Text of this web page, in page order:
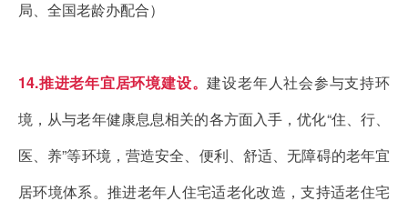
局、全国老龄办配合）
14.推进老年宜居环境建设。建设老年人社会参与支持环
境，从与老年健康息息相关的各方面入手，优化“住、行、
医、养”等环境，营造安全、便利、舒适、无障碍的老年宜
居环境体系。推进老年人住宅适老化改造，支持适老住宅